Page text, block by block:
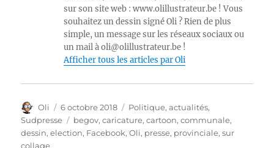
sur son site web : www.olillustrateur.be ! Vous
souhaitez un dessin signé Oli ? Rien de plus
simple, un message sur les réseaux sociaux ou
un mail à oli@olillustrateur.be !
Afficher tous les articles par Oli
Auteur
Oli
Publié
le
6 octobre 2018 Catégories
Politique, actualités,
Sudpresse
Étiquettes
begov,caricature,cartoon,communale,
dessin,election, Facebook,Oli, presse, provinciale,sur
collage